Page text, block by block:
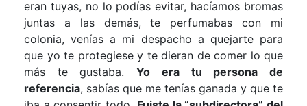
eran tuyas, no lo podías evitar, hacíamos bromas
juntas a las demás, te perfumabas con mi
colonia, venías a mi despacho a quejarte para
que yo te protegiese y te dieran de comer lo que
más te gustaba.Yo era tu persona de
referencia, sabías que me tenías ganada y que te